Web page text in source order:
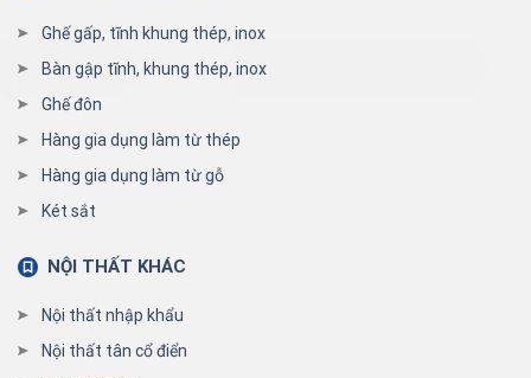
Ghế gấp, tĩnh khung thép, inox
Bàn gập tĩnh, khung thép, inox
Ghế đôn
Hàng gia dụng làm từ thép
Hàng gia dụng làm từ gỗ
Két sắt
NỘI THẤT KHÁC
Nội thất nhập khẩu
Nội thất tân cổ điển